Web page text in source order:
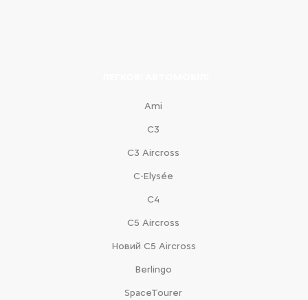
Ami
С3
С3 Aircross
C-Elysée
С4
С5 Aircross
Новий С5 Aircross
Berlingo
SpaceTourer